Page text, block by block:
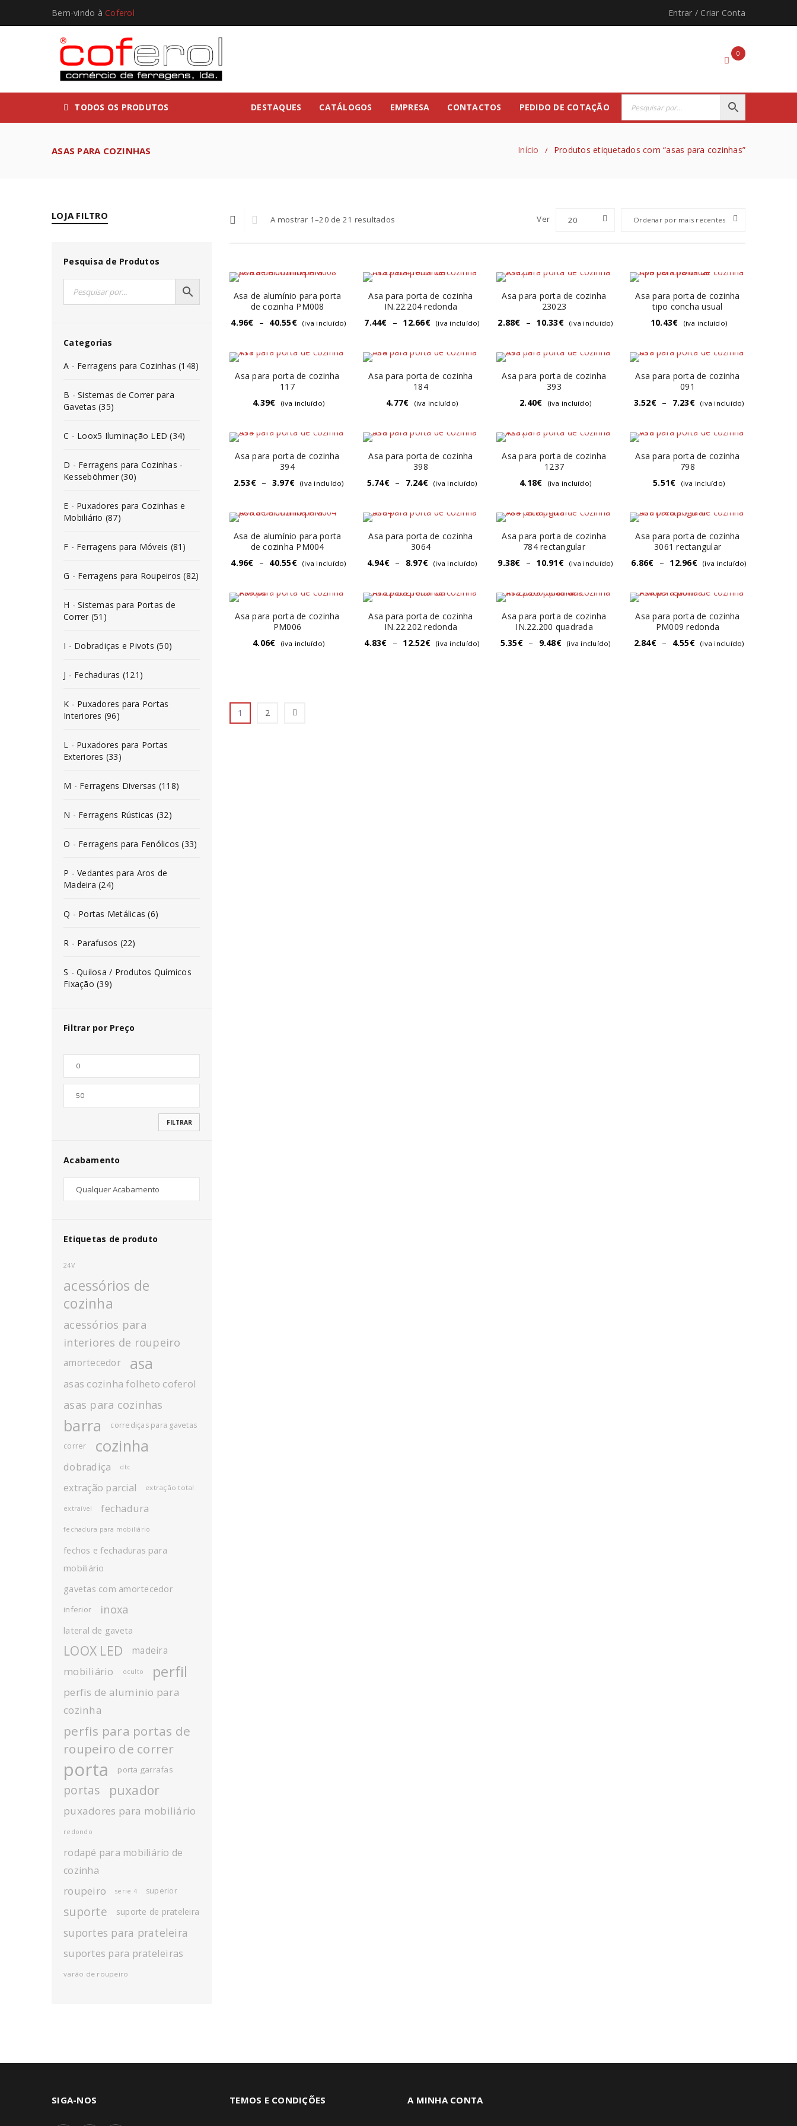
*
INICIAR SESSÃO
Bem-vindo à Coferol Entrar / Criar Conta
0
TODOS OS PRODUTOS DESTAQUES CATÁLOGOS EMPRESA CONTACTOS PEDIDO DE COTAÇÃO
ASAS PARA COZINHAS Início / Produtos etiquetados com “asas para cozinhas”
LOJA FILTRO
Pesquisa de Produtos
Categorias
A - Ferragens para Cozinhas (148)
B - Sistemas de Correr para
Gavetas (35)
C - Loox5 Iluminação LED (34)
D - Ferragens para Cozinhas -
Kesseböhmer (30)
E - Puxadores para Cozinhas e
Mobiliário (87)
F - Ferragens para Móveis (81)
G - Ferragens para Roupeiros (82)
H - Sistemas para Portas de
Correr (51)
I - Dobradiças e Pivots (50)
J - Fechaduras (121)
K - Puxadores para Portas
Interiores (96)
L - Puxadores para Portas
Exteriores (33)
M - Ferragens Diversas (118)
N - Ferragens Rústicas (32)
O - Ferragens para Fenólicos (33)
P - Vedantes para Aros de
Madeira (24)
Q - Portas Metálicas (6)
R - Parafusos (22)
S - Quilosa / Produtos Químicos
Fixação (39)
Filtrar por Preço
FILTRAR
Acabamento
Etiquetas de produto
24V
acessórios de
cozinha
acessórios para
interiores de roupeiro
amortecedor asa
asas cozinha folheto coferol
asas para cozinhas
barra corrediças para gavetas
correr cozinha
dobradiça dtc
extração parcial extração total
extraível fechadura
fechadura para mobiliário
fechos e fechaduras para
mobiliário
gavetas com amortecedor
inferior inoxa
lateral de gaveta
LOOX LED madeira
mobiliário oculto perfil
perfis de aluminio para
cozinha
perfis para portas de
roupeiro de correr
porta porta garrafas
portas puxador
puxadores para mobiliário
redondo
rodapé para mobiliário de
cozinha
roupeiro serie 4 superior
suporte suporte de prateleira
suportes para prateleira
suportes para prateleiras
varão de roupeiro
A mostrar 1–20 de 21 resultados Ordenar por mais recentes
Ver 20
Asa de alumínio para porta
de cozinha PM008
4.96€ – 40.55€ (iva incluído)
Asa para porta de cozinha
IN.22.204 redonda
7.44€ – 12.66€ (iva incluído)
Asa para porta de cozinha
23023
2.88€ – 10.33€ (iva incluído)
Asa para porta de cozinha
tipo concha usual
10.43€ (iva incluído)
Asa para porta de cozinha
117
4.39€ (iva incluído)
Asa para porta de cozinha
184
4.77€ (iva incluído)
Asa para porta de cozinha
393
2.40€ (iva incluído)
Asa para porta de cozinha
091
3.52€ – 7.23€ (iva incluído)
Asa para porta de cozinha
394
2.53€ – 3.97€ (iva incluído)
Asa para porta de cozinha
398
5.74€ – 7.24€ (iva incluído)
Asa para porta de cozinha
1237
4.18€ (iva incluído)
Asa para porta de cozinha
798
5.51€ (iva incluído)
Asa de alumínio para porta
de cozinha PM004
4.96€ – 40.55€ (iva incluído)
Asa para porta de cozinha
3064
4.94€ – 8.97€ (iva incluído)
Asa para porta de cozinha
784 rectangular
9.38€ – 10.91€ (iva incluído)
Asa para porta de cozinha
3061 rectangular
6.86€ – 12.96€ (iva incluído)
Asa para porta de cozinha
PM006
4.06€ (iva incluído)
Asa para porta de cozinha
IN.22.202 redonda
4.83€ – 12.52€ (iva incluído)
Asa para porta de cozinha
IN.22.200 quadrada
5.35€ – 9.48€ (iva incluído)
Asa para porta de cozinha
PM009 redonda
2.84€ – 4.55€ (iva incluído)
1 2
SIGA-NOS TEMOS E CONDIÇÕES A MINHA CONTA